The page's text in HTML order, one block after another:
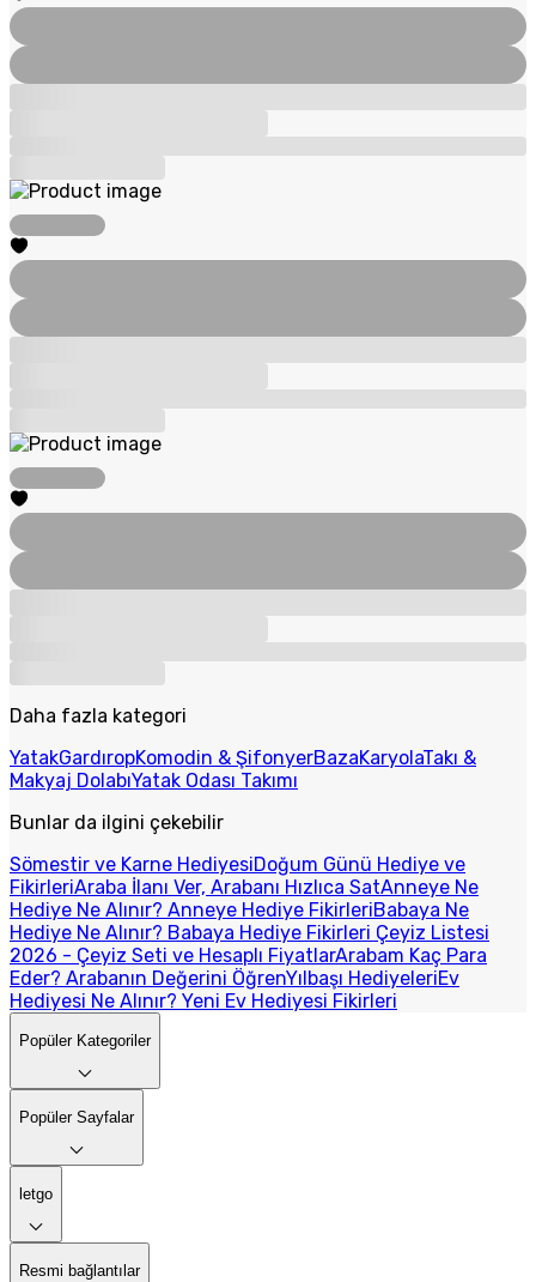
Daha fazla kategori
YatakGardıropKomodin & ŞifonyerBazaKaryolaTakı &
Makyaj DolabıYatak Odası Takımı
Bunlar da ilgini çekebilir
Sömestir ve Karne HediyesiDoğum Günü Hediye ve
FikirleriAraba İlanı Ver, Arabanı Hızlıca SatAnneye Ne
Hediye Ne Alınır? Anneye Hediye FikirleriBabaya Ne
Hediye Ne Alınır? Babaya Hediye Fikirleri Çeyiz Listesi
2026 - Çeyiz Seti ve Hesaplı FiyatlarArabam Kaç Para
Eder? Arabanın Değerini ÖğrenYılbaşı HediyeleriEv
Hediyesi Ne Alınır? Yeni Ev Hediyesi Fikirleri
Popüler Kategoriler
Popüler Sayfalar
letgo
Resmi bağlantılar